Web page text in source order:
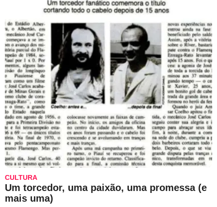
CULTURA
Um torcedor, uma paixão, uma promessa (e
mais uma)